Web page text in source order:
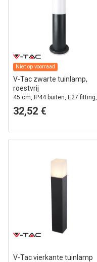
Niet op voorraad
V-Tac zwarte tuinlamp,
roestvrij
45 cm, IP44 buiten, E27 fitting,
zonder lichtbron
32,52 €
V-Tac vierkante tuinlamp